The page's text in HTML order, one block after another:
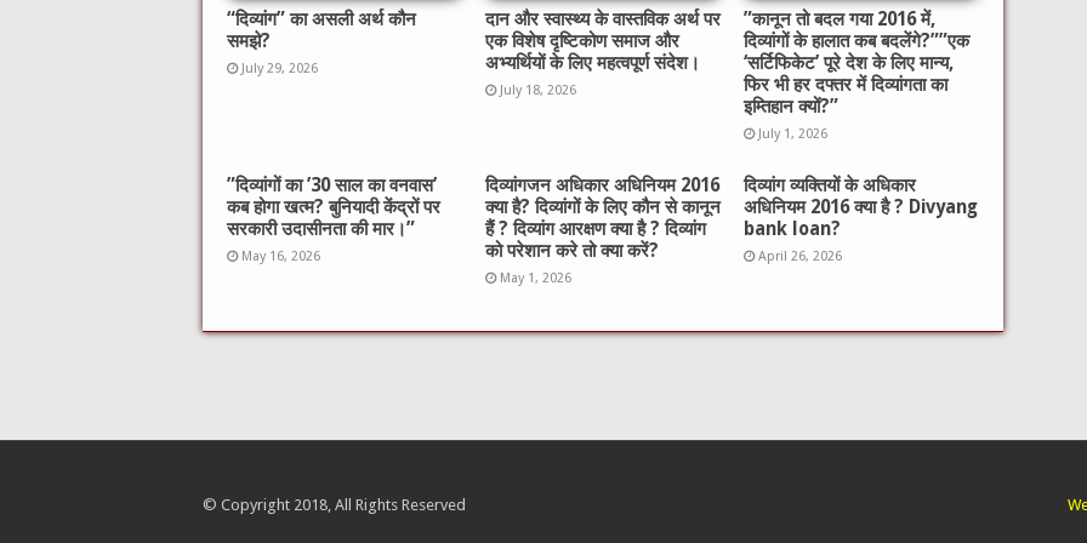
“दिव्यांग” का असली अर्थ कौन
समझे?
July 29, 2026
दान और स्वास्थ्य के वास्तविक अर्थ पर
एक विशेष दृष्टिकोण समाज और
अभ्यर्थियों के लिए महत्वपूर्ण संदेश।
July 18, 2026
​”कानून तो बदल गया 2016 में,
दिव्यांगों के हालात कब बदलेंगे?”​”एक
‘सर्टिफिकेट’ पूरे देश के लिए मान्य,
फिर भी हर दफ्तर में दिव्यांगता का
इम्तिहान क्यों?”
July 1, 2026
​”दिव्यांगों का ’30 साल का वनवास’
कब होगा खत्म? बुनियादी केंद्रों पर
सरकारी उदासीनता की मार।”
May 16, 2026
दिव्यांगजन अधिकार अधिनियम 2016
क्या है? दिव्यांगों के लिए कौन से कानून
हैं ? दिव्यांग आरक्षण क्या है ? दिव्यांग
को परेशान करे तो क्या करें?
May 1, 2026
दिव्यांग व्यक्तियों के अधिकार
अधिनियम 2016 क्या है ? Divyang
bank loan?
April 26, 2026
© Copyright 2018, All Rights Reserved